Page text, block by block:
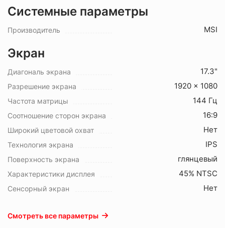
Системные параметры
Производитель MSI
Экран
Диагональ экрана 17.3"
Разрешение экрана 1920 x 1080
Частота матрицы 144 Гц
Соотношение сторон экрана 16:9
Широкий цветовой охват Нет
Технология экрана IPS
Поверхность экрана глянцевый
Характеристики дисплея 45% NTSC
Сенсорный экран Нет
Смотреть все параметры